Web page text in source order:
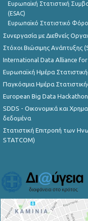
Ευρωπαϊκή Στατιστική
(ESAC)
Ευρωπαϊκό Στατιστικό
Συνεργασία με Διεθνείς
Στόχοι Βιώσιμης Ανάπτυξης
International Data Alliance
Ευρωπαϊκή Ημέρα
Παγκόσμια Ημέρα
European Big Data Hackathon
SDDS - Οικονομικά και
δεδομένα
Στατιστική Επιτροπή των
STATCOM)